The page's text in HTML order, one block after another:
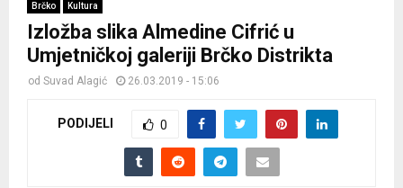
Brčko Kultura
Izložba slika Almedine Cifrić u
Umjetničkoj galeriji Brčko Distrikta
od Suvad Alagić 26.03.2019 - 15:06
PODIJELI 0